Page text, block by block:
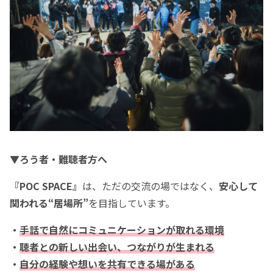
▼ろう者・難聴者方へ
『POC SPACE』 は、ただの交流の場ではなく、 安心して
関われる“居場所”を目指しています。
・ 手話で自然にコミュニケーションが取れる環境
・ 聴者との新しい出会い、つながりが生まれる
・ 自分の経験や想いを共有できる場がある